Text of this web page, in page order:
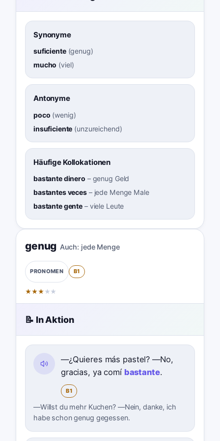
Synonyme
suficiente(genug)
mucho (viel)
Antonyme
poco (wenig)
insuficiente (unzureichend)
Häufige Kollokationen
bastante dinero – genug Geld
bastantes veces – jede Menge Male
bastante gente – viele Leute
genug Auch: jede Menge
PRONOMEN B1
★★★ ★ ★
📝 In Aktion
—¿Quieres más pastel? —No,
gracias, ya comí bastante.
B1
—Willst du mehr Kuchen? —Nein, danke, ich
habe schon genug gegessen.